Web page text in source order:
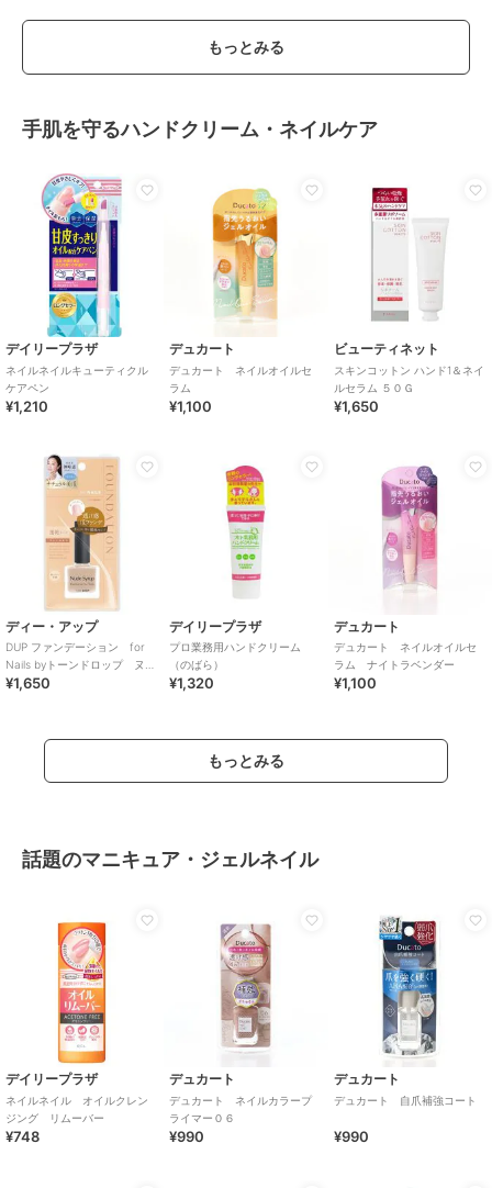
もっとみる
手肌を守るハンドクリーム・ネイルケア
デイリープラザ
ネイルネイルキューティクル
ケアペン
¥1,210
デュカート
デュカート ネイルオイルセ
ラム
¥1,100
ビューティネット
スキンコットン ハンド1＆ネイ
ルセラム ５０Ｇ
¥1,650
ディー・アップ
DUP ファンデーション for
Nails byトーンドロップ ヌー
ドシロップ10ml
¥1,650
デイリープラザ
プロ業務用ハンドクリーム
（のばら）
¥1,320
デュカート
デュカート ネイルオイルセ
ラム ナイトラベンダー
¥1,100
もっとみる
話題のマニキュア・ジェルネイル
デイリープラザ
ネイルネイル オイルクレン
ジング リムーバー
¥748
デュカート
デュカート ネイルカラープ
ライマー０６
¥990
デュカート
デュカート 自爪補強コート
¥990